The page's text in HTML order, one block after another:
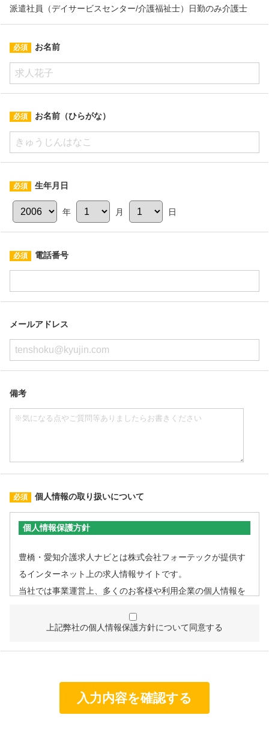
派遣社員（デイサービスセンター/介護福祉士）日勤のみ介護士
お名前
お名前（ひらがな）
生年月日
年 月 日
電話番号
メールアドレス
備考
個人情報の取り扱いについて
個人情報保護方針
豊橋・愛知介護求人ナビとは株式会社フォーテックが提供す
るインターネット上の求人情報サイトです。
当社では事業運営上、多くのお客様や利用企業の個人情報を
して責任ある対応を実現するものとします。
個人情報は、適法かつ適正な方法で取得します。
上記弊社の個人情報保護方針について同意する